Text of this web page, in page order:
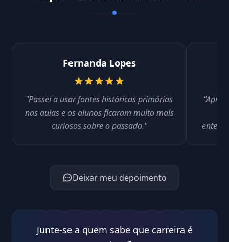
Fernanda Lopes
"Passei a usar fontes históricas primárias
nas aulas e os alunos ficaram muito mais
curiosos sobre o passado."
Deixar meu depoimento
Junte-se a quem sabe que carreira é